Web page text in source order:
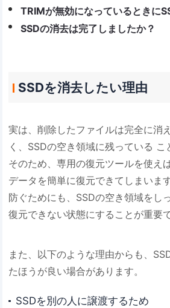
TRIMが無効になっているときに
SSDの消去は完了しましたか？
SSDを消去したい理由
実は、削除したファイルは完全に消
く、SSDの空き領域に残っている こ
そのため、専用の復元ツールを使え
データを簡単に復元できてしまいま
防ぐためにも、SSDの空き領域をし
復元できない状態にすることが重要で
また、以下のような理由からも、
たほうが良い場合があります。
SSDを別の人に譲渡するため